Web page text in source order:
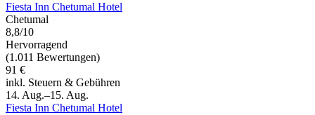
Fiesta Inn Chetumal Hotel
Chetumal
8,8/10
Hervorragend
(1.011 Bewertungen)
91 €
inkl. Steuern & Gebühren
14. Aug.–15. Aug.
Fiesta Inn Chetumal Hotel